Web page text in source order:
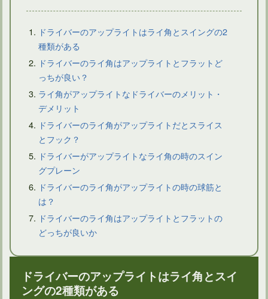
ドライバーショットでティーが後ろに飛ぶようなら問題あり？
ドライバーのアップライトはライ角とスイングの2
種類がある
ドライバーのライ角はアップライトとフラットど
っちが良い？
ライ角がアップライトなドライバーのメリット・
デメリット
ドライバーのライ角がアップライトだとスライス
とフック？
ドライバーがアップライトなライ角の時のスイン
グプレーン
ドライバーのライ角がアップライトの時の球筋と
は？
ドライバーのライ角はアップライトとフラットの
どっちが良いか
ドライバーのアップライトはライ角とスイ
ングの2種類がある